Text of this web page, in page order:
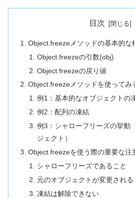
目次
Object.freezeメソッドの基本的な
Object.freezeの引数(obj)
Object.freezeの戻り値
Object.freezeメソッドを使ってみ
例1：基本的なオブジェクトの
例2：配列の凍結
例3：シャローフリーズの挙動
ジェクト）
Object.freezeを使う際の重要な注
シャローフリーズであること
元のオブジェクトが変更される
凍結は解除できない